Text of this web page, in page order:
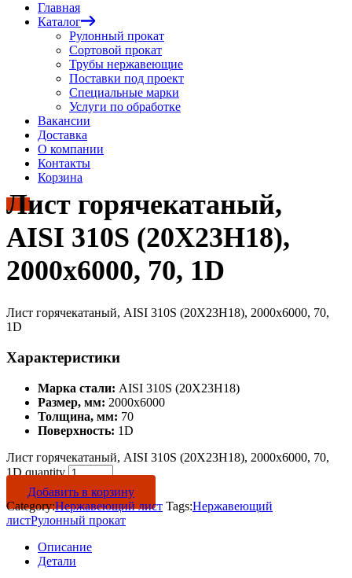
Главная
Каталог
Рулонный прокат
Сортовой прокат
Трубы нержавеющие
Поставки под проект
Специальные марки
Услуги по обработке
Вакансии
Доставка
О компании
Контакты
Корзина
Лист горячекатаный,
AISI 310S (20Х23Н18),
2000х6000, 70, 1D
Лист горячекатаный, AISI 310S (20Х23Н18), 2000х6000, 70,
1D
Характеристики
Марка стали: AISI 310S (20Х23Н18)
Размер, мм: 2000х6000
Толщина, мм: 70
Поверхность: 1D
Лист горячекатаный, AISI 310S (20Х23Н18), 2000х6000, 70,
1D quantity
Добавить в корзину
Category:Нержавеющий лист Tags:Нержавеющий
листРулонный прокат
Описание
Детали